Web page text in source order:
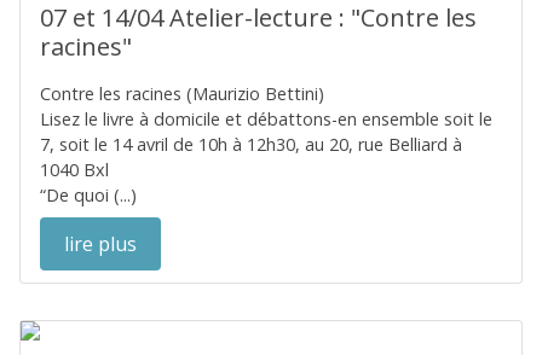
07 et 14/04 Atelier-lecture : "Contre les
racines"
Contre les racines (Maurizio Bettini)
Lisez le livre à domicile et débattons-en ensemble soit le
7, soit le 14 avril de 10h à 12h30, au 20, rue Belliard à
1040 Bxl
“De quoi (...)
lire plus